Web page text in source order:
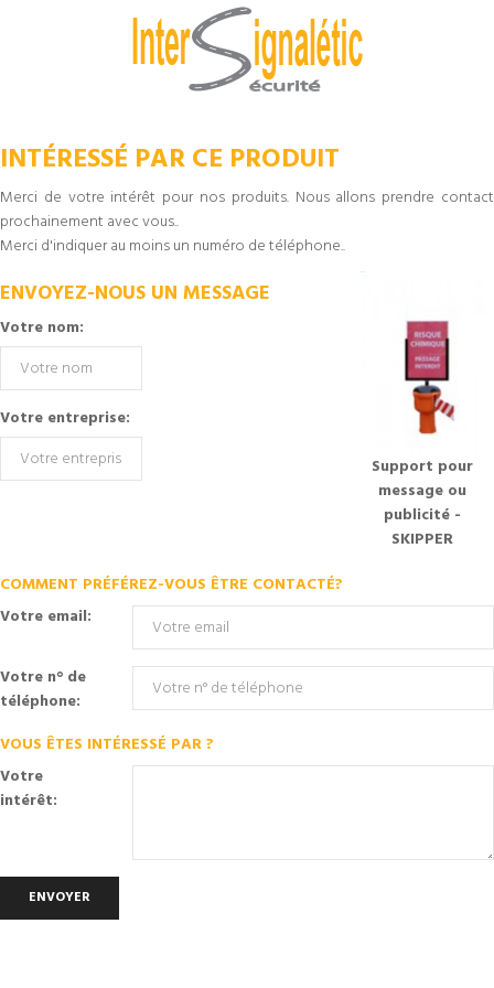
INTÉRESSÉ PAR CE PRODUIT
Merci de votre intérêt pour nos produits. Nous allons prendre contact
prochainement avec vous..
Merci d'indiquer au moins un numéro de téléphone..
ENVOYEZ-NOUS UN MESSAGE
Votre nom:
Votre entreprise:
Support pour
message ou
publicité -
SKIPPER
COMMENT PRÉFÉREZ-VOUS ÊTRE CONTACTÉ?
Votre email:
Votre n° de
téléphone:
VOUS ÊTES INTÉRESSÉ PAR ?
Votre
intérêt:
ENVOYER